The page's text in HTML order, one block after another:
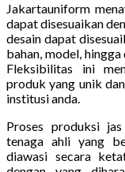
Jakartauniform
dapat disesuaikan
desain dapat
bahan, model,
Fleksibilitas ini
produk yang unik
institusi anda.
Proses produksi
tenaga ahli yang
diawasi secara